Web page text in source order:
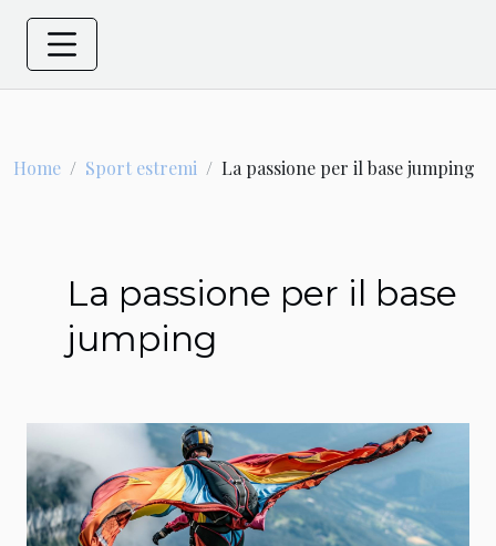
Home Sport estremi La passione per il base jumping
La passione per il base
jumping